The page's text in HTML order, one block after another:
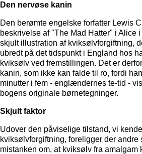
Den nervøse kanin
Den berømte engelske forfatter Lewis
beskrivelse af "The Mad Hatter" i Alice
skjult illustration af kviksølvforgiftning,
ubredt på det tidspunkt i England hos
kviksølv ved fremstillingen. Det er
kanin, som ikke kan falde til ro, fordi
minutter i fem - englændernes te-tid -
bogens originale børnetegninger.
Skjult faktor
Udover den påviselige tilstand, vi
kviksølvforgiftning, foreligger der andre
mistanken om, at kviksølv fra